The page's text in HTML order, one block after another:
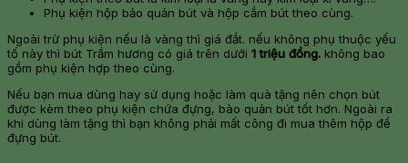
Phụ kiện hộp bảo quản bút và hộp cắm bút theo cùng.
Ngoài trừ phụ kiện nếu là vàng thì giá đắt. nếu không phụ thuộc yếu
tố này thì bút Trầm hương có giá trên dưới 1 triệu đồng. không bao
gồm phụ kiện hợp theo cùng.
Nếu bạn mua dùng hay sử dụng hoặc làm quà tặng nên chọn bút
được kèm theo phụ kiện chứa đựng, bào quản bút tốt hơn. Ngoài ra
khi dùng làm tặng thì bạn không phải mất công đi mua thêm hộp để
đựng bút.